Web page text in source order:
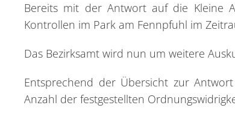
Bereits mit der Antwort auf die Kleine
Kontrollen im Park am Fennpfuhl im
Das Bezirksamt wird nun um weitere
Entsprechend der Übersicht zur
Anzahl der festgestellten